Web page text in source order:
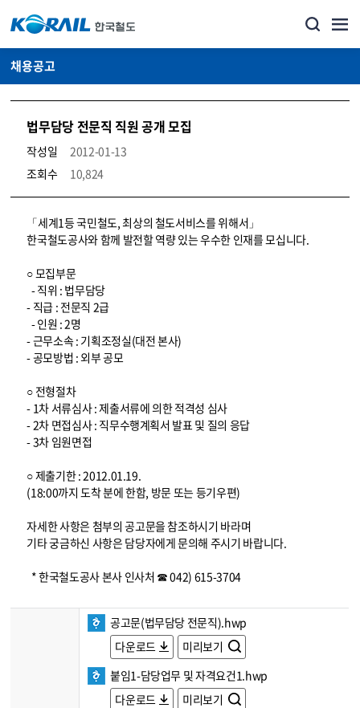
채용공고
법무담당 전문직 직원 공개 모집
작성일
2012-01-13
조회수
10,824
코레일소개_경영공시_채용공고 상세보기 – 내용, 파일, 담당자 연락처로 구성
「세계1등 국민철도, 최상의 철도서비스를 위해서」
한국철도공사와 함께 발전할 역량 있는 우수한 인재를 모십니다.
○ 모집부문
- 직위 : 법무담당
- 직급 : 전문직 2급
- 인원 : 2명
- 근무소속 : 기획조정실(대전 본사)
- 공모방법 : 외부 공모
○ 전형절차
- 1차 서류심사 : 제출서류에 의한 적격성 심사
- 2차 면접심사 : 직무수행계획서 발표 및 질의 응답
- 3차 임원면접
○ 제출기한 : 2012.01.19.
(18:00까지 도착 분에 한함, 방문 또는 등기우편)
자세한 사항은 첨부의 공고문을 참조하시기 바라며
기타 궁금하신 사항은 담당자에게 문의해 주시기 바랍니다.
* 한국철도공사 본사 인사처 ☎ 042) 615-3704
공고문(법무담당 전문직).hwp
다운로드
미리보기
붙임1-담당업무 및 자격요건1.hwp
다운로드
미리보기